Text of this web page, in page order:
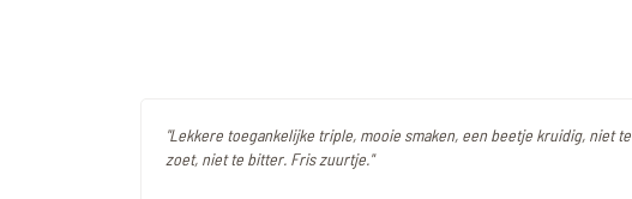
"Lekkere toegankelijke triple, mooie smaken, een beetje kruidig, niet te
zoet, niet te bitter. Fris zuurtje."